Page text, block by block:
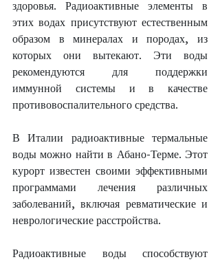
здоровья. Радиоактивные элементы в
этих водах присутствуют естественным
образом в минералах и породах, из
которых они вытекают. Эти воды
рекомендуются для поддержки
иммунной системы и в качестве
противовоспалительного средства.
В Италии радиоактивные термальные
воды можно найти в Абано-Терме. Этот
курорт известен своими эффективными
программами лечения различных
заболеваний, включая ревматические и
неврологические расстройства.
Радиоактивные воды способствуют